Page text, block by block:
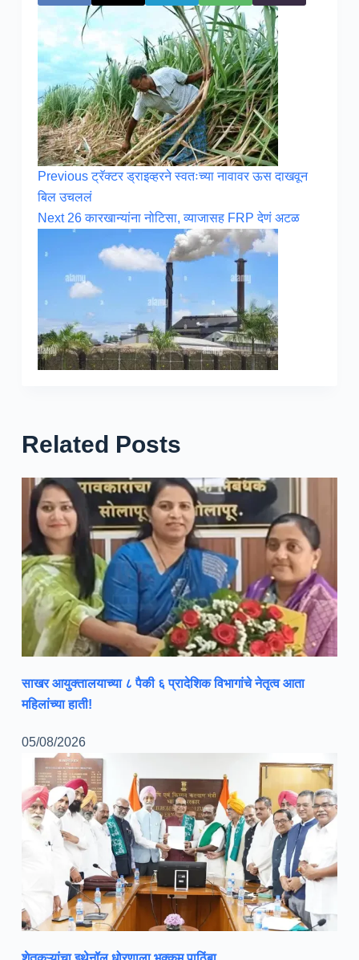
Previousट्रॅक्टर ड्राइव्हरने स्वतःच्या नावावर ऊस दाखवून
बिल उचललं
Next26 कारखान्यांना नोटिसा, व्याजासह FRP देणं अटळ
Related Posts
साखर आयुक्तालयाच्या ८ पैकी ६ प्रादेशिक विभागांचे नेतृत्व आता
महिलांच्या हाती!
05/08/2026